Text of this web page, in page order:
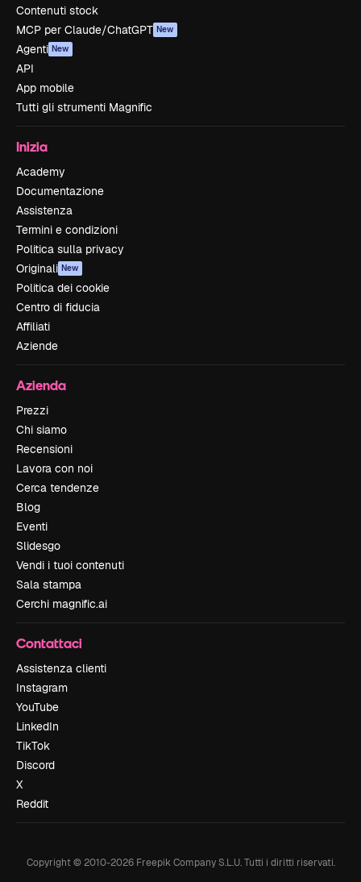
Contenuti stock
MCP per Claude/ChatGPT New
Agenti New
API
App mobile
Tutti gli strumenti Magnific
Inizia
Academy
Documentazione
Assistenza
Termini e condizioni
Politica sulla privacy
Originali New
Politica dei cookie
Centro di fiducia
Affiliati
Aziende
Azienda
Prezzi
Chi siamo
Recensioni
Lavora con noi
Cerca tendenze
Blog
Eventi
Slidesgo
Vendi i tuoi contenuti
Sala stampa
Cerchi magnific.ai
Contattaci
Assistenza clienti
Instagram
YouTube
LinkedIn
TikTok
Discord
X
Reddit
Copyright © 2010-2026Freepik Company S.L.U. Tutti i diritti riservati.